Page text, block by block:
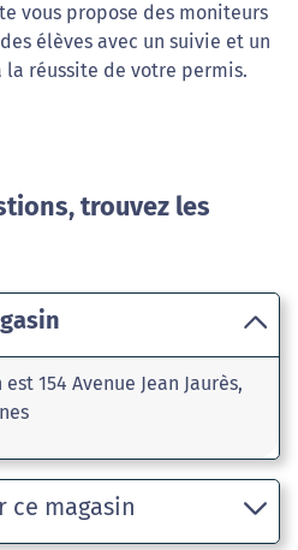
vous propose des moniteurs
élèves avec un suivie et un
réussite de votre permis.
trouvez les
154 Avenue Jean Jaurès,
ce magasin